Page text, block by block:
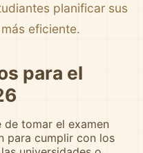
planificar sus
eficiente.
para el
de tomar el examen
para cumplir con los